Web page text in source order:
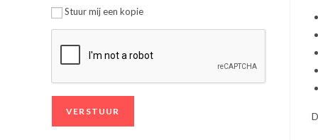
Stuur mij een kopie